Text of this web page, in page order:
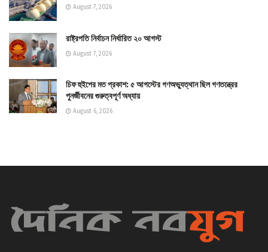
August 7, 2026
রাষ্ট্রপতি নির্বাচন নির্ধারিত ২০ আগস্ট
August 7, 2026
চিফ হুইপের মত প্রকাশ: ৫ আগস্টের গণঅভ্যুত্থান ছিল গণতন্ত্রের
পুনর্জীবনের গুরুত্বপূর্ণ অধ্যায়
August 6, 2026